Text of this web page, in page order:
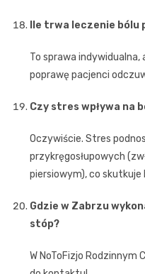
Ile trwa leczenie
To sprawa
poprawę pacjenci
Czy stres wpływa na
Oczywiście. Stres
przykręgosłupowych
piersiowym), co
Gdzie w Zabrzu
stóp?
W NoToFizjo